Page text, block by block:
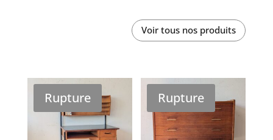
Voir tous nos produits
Rupture Rupture